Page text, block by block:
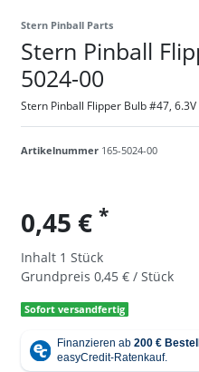
Stern Pinball Parts
Stern Pinball
5024-00
Stern Pinball Flipper Bulb #47,
Artikelnummer 165-5024-00
0,45 € *
Inhalt 1 Stück
Grundpreis 0,45 € / Stück
Sofort versandfertig